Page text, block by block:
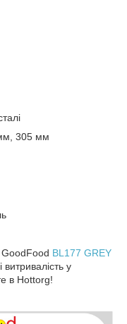
305 мм
GoodFood BL177 GREY
у
в Hottorg!